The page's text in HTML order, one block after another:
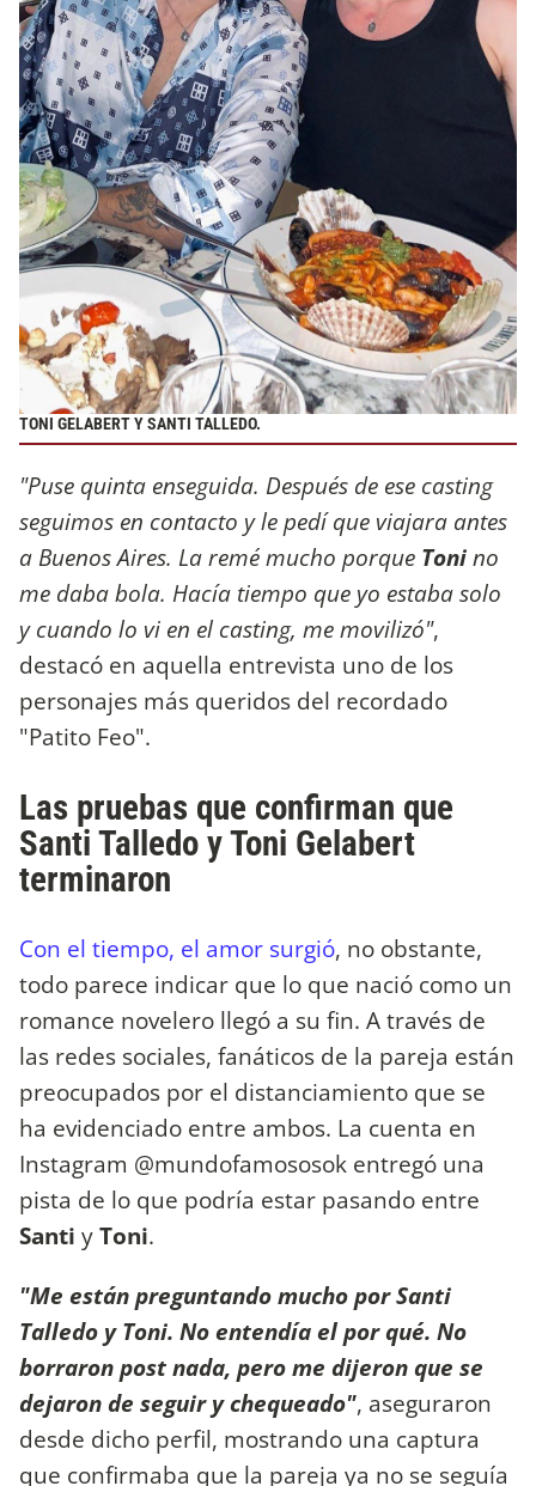
TONI GELABERT Y SANTI TALLEDO.
"Puse quinta enseguida. Después de ese casting
seguimos en contacto y le pedí que viajara antes
a Buenos Aires. La remé mucho porque Tonino
me daba bola. Hacía tiempo que yo estaba solo
y cuando lo vi en el casting, me movilizó",
destacó en aquella entrevista uno de los
personajes más queridos del recordado
"Patito Feo".
Las pruebas que confirman que
Santi Talledo y Toni Gelabert
terminaron
Con el tiempo, el amor surgió, no obstante,
todo parece indicar que lo que nació como un
romance novelero llegó a su fin. A través de
las redes sociales, fanáticos de la pareja están
preocupados por el distanciamiento que se
ha evidenciado entre ambos. La cuenta en
Instagram @mundofamososok entregó una
pista de lo que podría estar pasando entre
Santi yToni.
"Me están preguntando mucho por Santi
Talledo y Toni. No entendía el por qué. No
borraron post nada, pero me dijeron que se
dejaron de seguir y chequeado", aseguraron
desde dicho perfil, mostrando una captura
que confirmaba que la pareja ya no se seguía